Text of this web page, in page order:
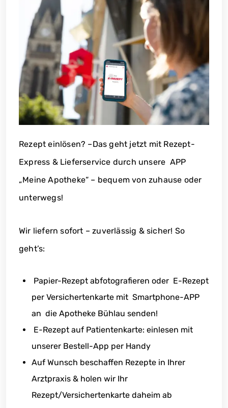
Rezept einlösen? –Das geht jetzt mit Rezept-
Express & Lieferservice durch unsere APP
„Meine Apotheke“ – bequem von zuhause oder
unterwegs!
Wir liefern sofort – zuverlässig & sicher! So
geht’s:
Papier-Rezept abfotografieren oder E-Rezept
per Versichertenkarte mit Smartphone-APP
an die Apotheke Bühlau senden!
E-Rezept auf Patientenkarte: einlesen mit
unserer Bestell-App per Handy
Auf Wunsch beschaffen Rezepte in Ihrer
Arztpraxis & holen wir Ihr
Rezept/Versichertenkarte daheim ab